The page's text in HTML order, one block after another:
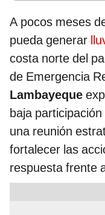
A pocos meses
pueda generar
costa norte del
de Emergencia
Lambayeque
baja
una reunión
fortalecer las
respuesta frente